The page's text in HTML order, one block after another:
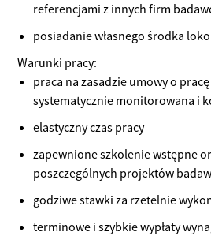
referencjami z innych firm
posiadanie własnego środka
Warunki pracy:
praca na zasadzie umowy o
systematycznie monitorowana i
elastyczny czas pracy
zapewnione szkolenie wstępne
poszczególnych projektów
godziwe stawki za rzetelnie
terminowe i szybkie wypłaty